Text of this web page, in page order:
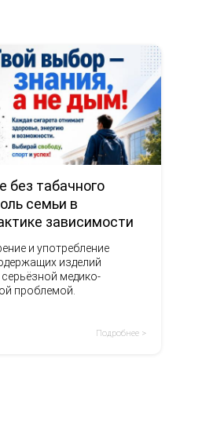
без табачного
семьи в
зависимости
и употребление
изделий
медико-
проблемой.
Подробнее >